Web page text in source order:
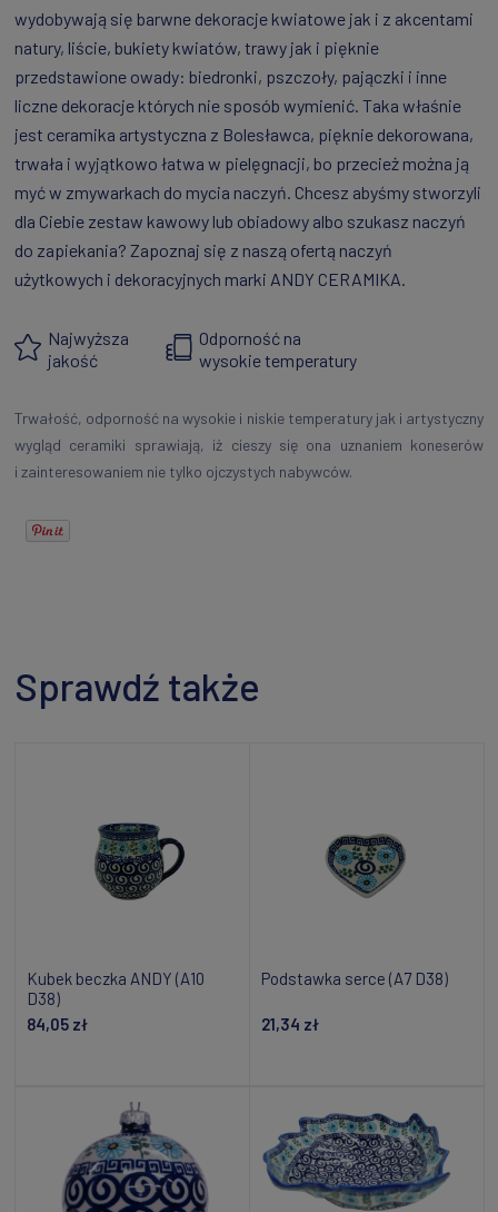
wydobywają się barwne dekoracje kwiatowe jak i z akcentami
natury, liście, bukiety kwiatów, trawy jak i pięknie
przedstawione owady: biedronki, pszczoły, pajączki i inne
liczne dekoracje których nie sposób wymienić. Taka właśnie
jest ceramika artystyczna z Bolesławca, pięknie dekorowana,
trwała i wyjątkowo łatwa w pielęgnacji, bo przecież można ją
myć w zmywarkach do mycia naczyń. Chcesz abyśmy stworzyli
dla Ciebie zestaw kawowy lub obiadowy albo szukasz naczyń
do zapiekania? Zapoznaj się z naszą ofertą naczyń
użytkowych i dekoracyjnych marki ANDY CERAMIKA.
Najwyższa
jakość
Odporność na
wysokie temperatury
Trwałość, odporność na wysokie i niskie temperatury jak i artystyczny
wygląd ceramiki sprawiają, iż cieszy się ona uznaniem koneserów
i zainteresowaniem nie tylko ojczystych nabywców.
Sprawdź także
Kubek beczka ANDY (A10
D38)
84,05 zł
Podstawka serce (A7 D38)
21,34 zł